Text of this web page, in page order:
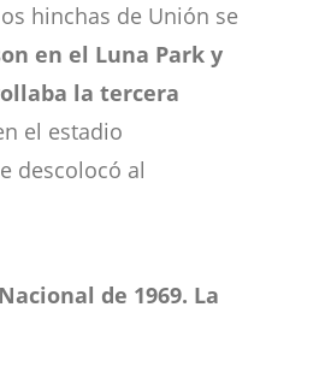
hinchas de Unión se
en el Luna Park y
la tercera
el estadio
descolocó al
de 1969. La